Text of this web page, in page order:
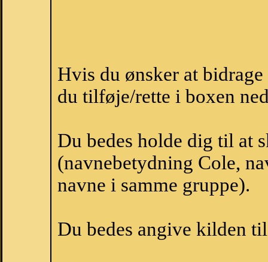
Hvis du ønsker at
du tilføje/rette i boxen
Du bedes holde dig til at
(navnebetydning Cole,
navne i samme gruppe).
Du bedes angive kilden